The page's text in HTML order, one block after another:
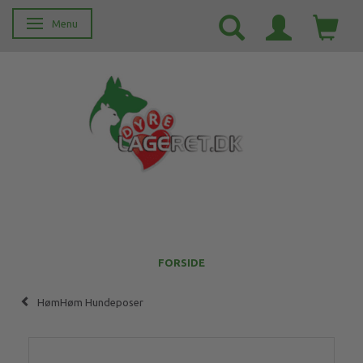
Skifte navigation
Menu
FORSIDE
HømHøm Hundeposer